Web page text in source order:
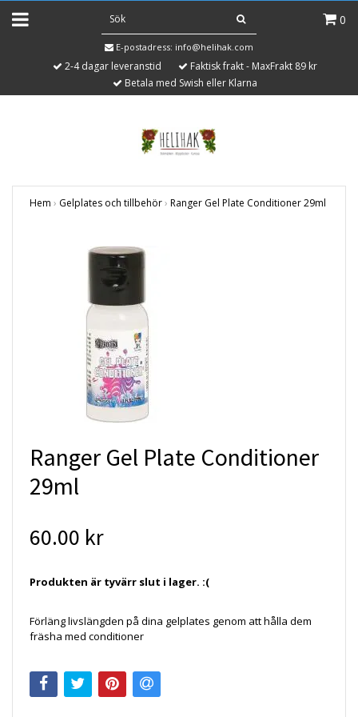
0
E-postadress: info@helihak.com
2-4 dagar leveranstid
Faktisk frakt - MaxFrakt 89 kr
Betala med Swish eller Klarna
Hem › Gelplates och tillbehör› Ranger Gel Plate Conditioner 29ml
Ranger Gel Plate Conditioner
29ml
60.00 kr
Produkten är tyvärr slut i lager. :(
Förläng livslängden på dina gelplates genom att hålla dem
fräsha med conditioner